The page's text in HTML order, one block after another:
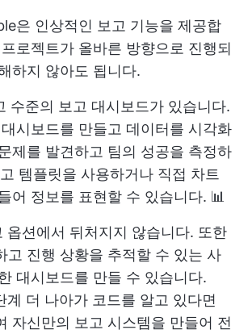
은 인상적인 보고 기능을 제공합
로젝트가 올바른 방향으로 진행되
하지 않아도 됩니다.
수준의 보고 대시보드가 있습니다.
시보드를 만들고 데이터를 시각화
제를 발견하고 팀의 성공을 측정하
템플릿을 사용하거나 직접 차트
어 정보를 표현할 수 있습니다. 📊
션에서 뒤처지지 않습니다. 또한
고 진행 상황을 추적할 수 있는 사
대시보드를 만들 수 있습니다.
더 나아가 코드를 알고 있다면
자신만의 보고 시스템을 만들어 전